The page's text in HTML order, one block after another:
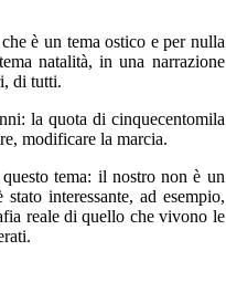
è un tema ostico e per nulla
natalità, in una narrazione
di tutti.
la quota di cinquecentomila
modificare la marcia.
tema: il nostro non è un
interessante, ad esempio,
reale di quello che vivono le